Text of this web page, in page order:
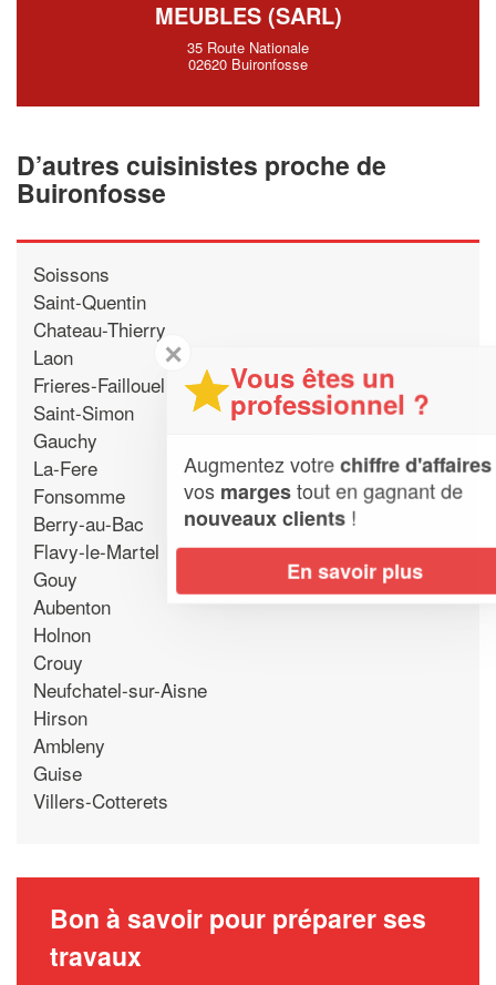
MEUBLES (SARL)
35 Route Nationale
02620 Buironfosse
D’autres cuisinistes proche de
Buironfosse
Soissons
Saint-Quentin
Chateau-Thierry
Laon
Frieres-Faillouel
Saint-Simon
Gauchy
La-Fere
Fonsomme
Berry-au-Bac
Flavy-le-Martel
Gouy
Aubenton
Holnon
Crouy
Neufchatel-sur-Aisne
Hirson
Ambleny
Guise
Villers-Cotterets
Bon à savoir pour préparer ses
travaux
Vous êtes un
professionnel ?
Augmentez votrechiffre d'affaireset
margestout en gagnant de
nouveaux clients!
En savoir plus